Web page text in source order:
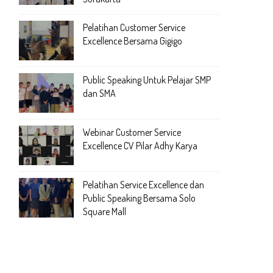
Pelatihan Customer Service
Excellence Bersama Gigigo
Public Speaking Untuk Pelajar SMP
dan SMA
Webinar Customer Service
Excellence CV Pilar Adhy Karya
Pelatihan Service Excellence dan
Public Speaking Bersama Solo
Square Mall